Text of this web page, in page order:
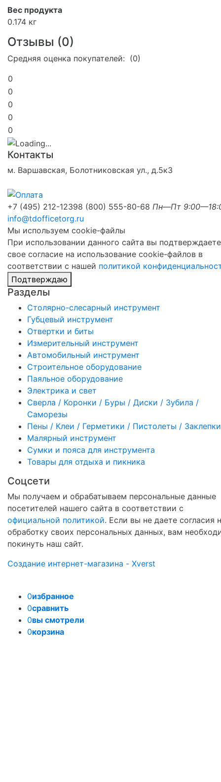
Вес продукта
0.174 кг
Отзывы (0)
Средняя оценка покупателей: (0)
0
0
0
0
0
Контакты
м. Варшавская, Болотниковская ул., д.5к3
+7 (495) 212-12398 (800) 555-80-68 Пн—Пт
info@tdofficetorg.ru
Мы используем cookie-файлы
При использовании данного сайта вы подтверждаете
свое согласие на использование cookie-файлов в
соответствии с нашей политикой
Подтверждаю
Разделы
Столярно-слесарный инструмент
Губцевый инструмент
Отвертки и биты
Измерительный инструмент
Автомобильный инструмент
Строительное оборудование
Паяльное оборудование
Электрика и свет
Сверла / Коронки / Буры / Диски / Зубила /
Саморезы
Пены / Клеи / Герметики / Пистолеты / Заклепки
Малярный инструмент
Сумки и пояса для инструмента
Товары для отдыха и пикника
Соцсети
Мы получаем и обрабатываем персональные данные
посетителей нашего сайта в соответствии с
официальной политикой. Если вы не даете согласия
обработку своих персональных данных, вам
покинуть наш сайт.
Создание интернет-магазина - Xverst
0избранное
0сравнить
0вы смотрели
0корзина